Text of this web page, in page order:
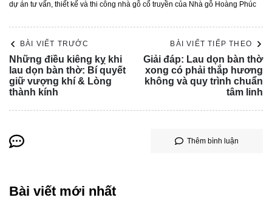
dự án tư vấn, thiết kế và thi công nhà gỗ cổ truyền của Nhà gỗ Hoàng Phúc
BÀI VIẾT TRƯỚC
Những điều kiêng kỵ khi
lau dọn bàn thờ: Bí quyết
giữ vượng khí & Lòng
thành kính
BÀI VIẾT TIẾP THEO
Giải đáp: Lau dọn bàn thờ
xong có phải thắp hương
không và quy trình chuẩn
tâm linh
Thêm bình luận
Bài viết mới nhất